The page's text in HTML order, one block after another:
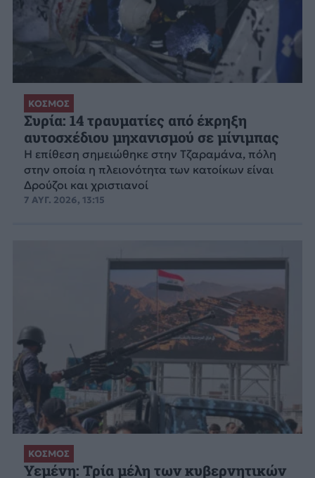
ΚΟΣΜΟΣ
Συρία: 14 τραυματίες από έκρηξη
αυτοσχέδιου μηχανισμού σε μίνιμπας
Η επίθεση σημειώθηκε στην Τζαραμάνα, πόλη
στην οποία η πλειονότητα των κατοίκων είναι
Δρούζοι και χριστιανοί
7 ΑΥΓ. 2026, 13:15
ΚΟΣΜΟΣ
Υεμένη: Τρία μέλη των κυβερνητικών